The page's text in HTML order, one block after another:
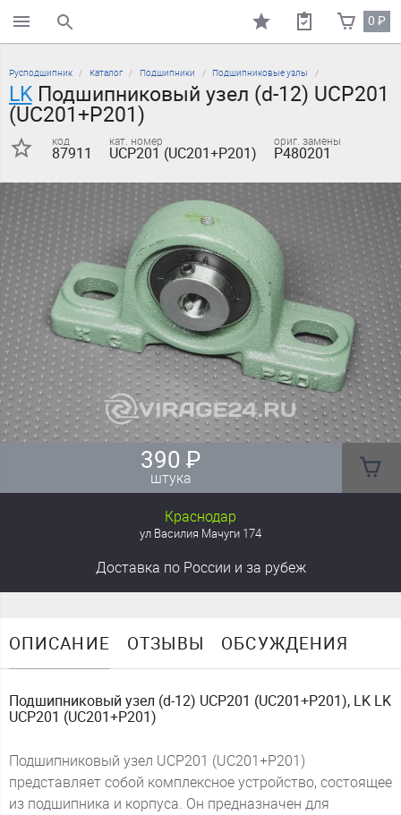
поиск по каталогу 0₽
Русподшипник Каталог Подшипники Подшипниковые узлы
LKПодшипниковый узел (d-12) UCP201
(UC201+P201)
код
87911
кат. номер
UCP201 (UC201+P201)
ориг. замены
P480201
390₽
штука
Краснодар
ул Василия Мачуги 174
Доставка по России и за рубеж
ОПИСАНИЕ ОТЗЫВЫ ОБСУЖДЕНИЯ
Подшипниковый узел (d-12) UCP201 (UC201+P201), LK LK
UCP201 (UC201+P201)
Подшипниковый узел UCP201 (UC201+P201)
представляет собой комплексное устройство, состоящее
из подшипника и корпуса. Он предназначен для